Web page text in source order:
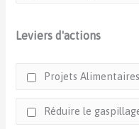
Leviers d'actions
Projets
Réduire le